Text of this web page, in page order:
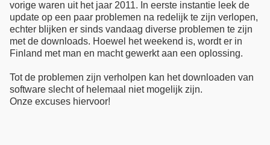
vorige waren uit het jaar 2011. In eerste instantie leek de
update op een paar problemen na redelijk te zijn verlopen,
echter blijken er sinds vandaag diverse problemen te zijn
met de downloads. Hoewel het weekend is, wordt er in
Finland met man en macht gewerkt aan een oplossing.
Tot de problemen zijn verholpen kan het downloaden van
software slecht of helemaal niet mogelijk zijn.
Onze excuses hiervoor!